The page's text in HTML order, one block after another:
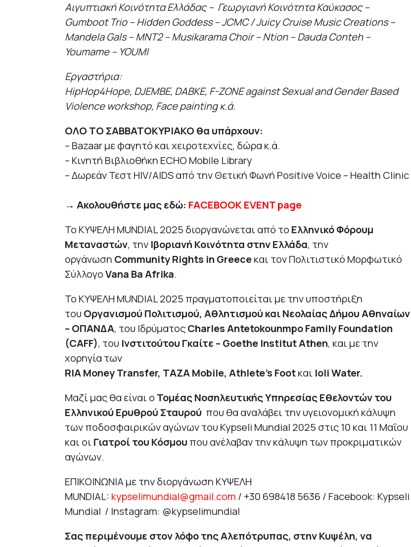
Αιγυπτιακή Κοινότητα Ελλάδας – Γεωργιανή Κοινότητα Καύκασος –
Gumboot Trio – Hidden Goddess – JCMC / Juicy Cruise Music Creations –
Mandela Gals – MNT2 – Musikarama Choir – Ntion – Dauda Conteh –
Youmame – YOUMI
Εργαστήρια:
HipHop4Hope, DJEMBE, DABKE, F-ZONE against Sexual and Gender Based
Violence workshop, Face painting κ.ά.
ΟΛΟ ΤΟ ΣΑΒΒΑΤΟΚΥΡΙΑΚΟ θα υπάρχουν:
– Bazaar με φαγητό και χειροτεχνίες, δώρα κ.ά.
– Κινητή Βιβλιοθήκη ECHO Mobile Library
– Δωρεάν Τεστ HIV/AIDS από την Θετική Φωνή Positive Voice – Health Clinic
→ Ακολουθήστε μας εδώ: FACEBOOK EVENT page
Το ΚΥΨΕΛΗ MUNDIAL 2025 διοργανώνεται από το Ελληνικό Φόρουμ
Μεταναστών, τηνΙβοριανή Κοινότητα στην Ελλάδα, την
οργάνωση Community Rights in Greeceκαι τον Πολιτιστικό Μορφωτικό
ΣύλλογοVana Ba Afrika.
Το ΚΥΨΕΛΗ MUNDIAL 2025 πραγματοποιείται με την υποστήριξη
του Οργανισμού Πολιτισμού, Αθλητισμού και Νεολαίας Δήμου Αθηναίων
– ΟΠΑΝΔΑ, του ΙδρύματοςCharles Antetokounmpo Family Foundation
(CAFF), του Ινστιτούτου Γκαίτε – Goethe Institut Athen, και με την
χορηγία των
RIA Money Transfer, TAZA Mobile, Athlete’s Footκαι Ioli Water.
Μαζί μας θα είναι ο Τομέας Νοσηλευτικής Υπηρεσίας Εθελοντών του
Ελληνικού Ερυθρού Σταυρού που θα αναλάβει την υγειονομική κάλυψη
των ποδοσφαιρικών αγώνων του Kypseli Mundial 2025 στις 10 και 11 Μαΐου
και οι Γιατροί του Κόσμου που ανέλαβαν την κάλυψη των προκριματικών
αγώνων.
ΕΠΙΚΟΙΝΩΝΙΑ με την διοργάνωση ΚΥΨΕΛΗ
MUNDIAL: kypselimundial@gmail.com / +30 698418 5636 / Facebook: Kypseli
Mundial / Instagram: @kypselimundial
Σας περιμένουμε στον λόφο της Αλεπότρυπας, στην Κυψέλη, να